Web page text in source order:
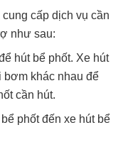
cấp dịch vụ cần
như sau:
hút bể phốt. Xe hút
bơm khác nhau để
cần hút.
phốt đến xe hút bể